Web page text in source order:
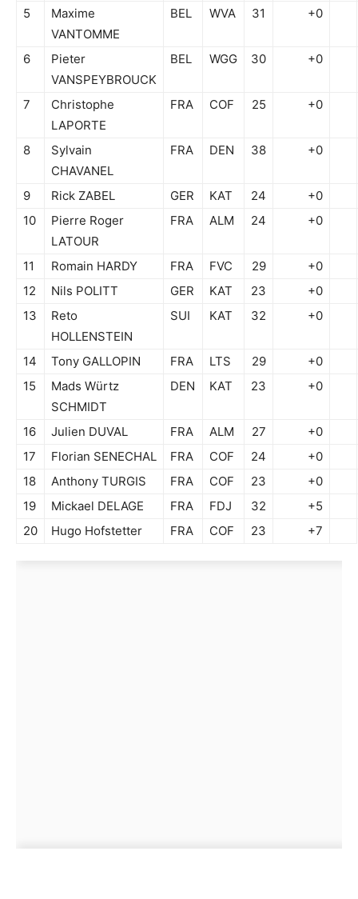
5
Maxime
VANTOMME
BEL WVA 31 +0
6
Pieter
VANSPEYBROUCK
BEL WGG 30 +0
7
Christophe
LAPORTE
FRA COF 25 +0
8
Sylvain
CHAVANEL
FRA DEN 38 +0
9 Rick ZABEL GER KAT 24
+0
10
Pierre Roger
LATOUR
FRA ALM 24 +0
11 Romain HARDY FRA FVC 29
+0
12
Nils POLITT GER KAT 23
+0
13
Reto
HOLLENSTEIN
SUI KAT 32 +0
14 Tony GALLOPIN FRA LTS 29
+0
15
Mads Würtz
SCHMIDT
DEN KAT 23 +0
16 Julien DUVAL FRA ALM 27
+0
17
Florian SENECHAL FRA COF 24
+0
18
Anthony TURGIS FRA COF 23
+0
19
Mickael DELAGE FRA FDJ 32
+5
20
Hugo Hofstetter FRA COF 23 +7